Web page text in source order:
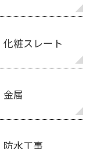
化粧スレート
金属
防水工事